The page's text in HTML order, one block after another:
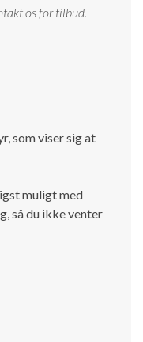
os for tilbud.
som viser sig at
muligt med
så du ikke venter